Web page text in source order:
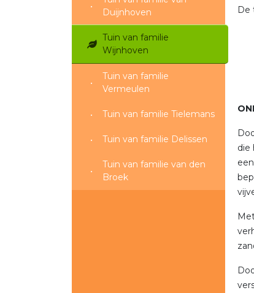
Duijnhoven
Tuin van familie
Wijnhoven
Tuin van familie
Vermeulen
Tuin van familie Tielemans
Tuin van familie Delissen
Tuin van familie van den
Broek
De
die